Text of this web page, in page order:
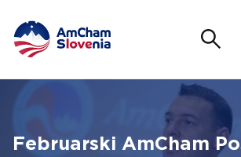
Išči
DOGODKI IN MREŽENJE
ZAGOVORNIŠTVO
Iskalni niz
Februarski AmCham